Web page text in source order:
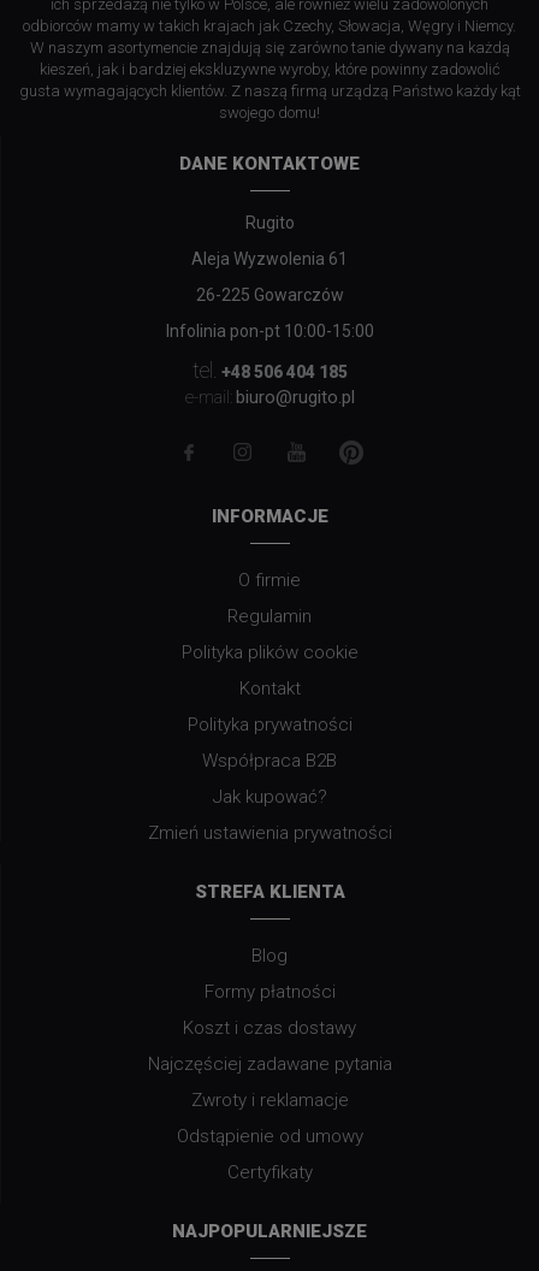
ich sprzedażą nie tylko w Polsce, ale również wielu zadowolonych
odbiorców mamy w takich krajach jak Czechy, Słowacja, Węgry i Niemcy.
W naszym asortymencie znajdują się zarówno tanie dywany na każdą
kieszeń, jak i bardziej ekskluzywne wyroby, które powinny zadowolić
gusta wymagających klientów. Z naszą firmą urządzą Państwo każdy kąt
swojego domu!
DANE KONTAKTOWE
Rugito
Aleja Wyzwolenia 61
26-225 Gowarczów
Infolinia pon-pt 10:00-15:00
tel.
+48 506 404 185
e-mail: biuro@rugito.pl
INFORMACJE
O firmie
Regulamin
Polityka plików cookie
Kontakt
Polityka prywatności
Współpraca B2B
Jak kupować?
Zmień ustawienia prywatności
STREFA KLIENTA
Blog
Formy płatności
Koszt i czas dostawy
Najczęściej zadawane pytania
Zwroty i reklamacje
Odstąpienie od umowy
Certyfikaty
NAJPOPULARNIEJSZE